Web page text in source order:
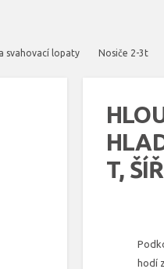
svahovací lopaty Nosiče 2-3t
T,
hodí